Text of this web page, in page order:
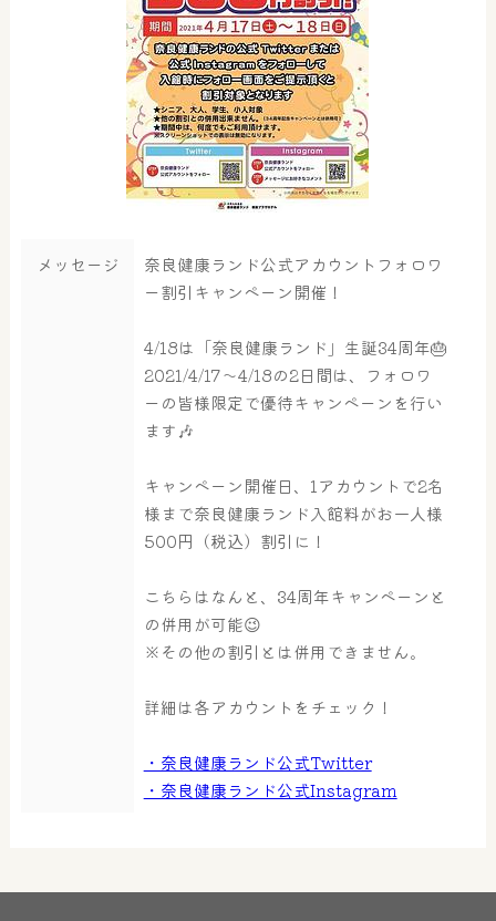
大浴場 サウナ・岩盤浴
屋内レジャープール グルメ
メッセージ
奈良健康ランド公式アカウントフォロワ
ー割引キャンペーン開催！
4/18は「奈良健康ランド」生誕34周年🎂
2021/4/17～4/18の2日間は、フォロワ
ーの皆様限定で優待キャンペーンを行い
ます🎶
キャンペーン開催日、1アカウントで2名
様まで奈良健康ランド入館料がお一人様
500円（税込）割引に！
こちらはなんと、34周年キャンペーンと
の併用が可能😉
※その他の割引とは併用できません。
詳細は各アカウントをチェック！
・奈良健康ランド公式Twitter
・奈良健康ランド公式Instagram